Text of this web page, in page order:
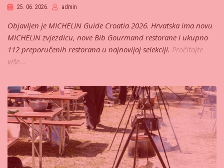
25. 06. 2026. admin
Objavljen je MICHELIN Guide Croatia 2026. Hrvatska ima novu
MICHELIN zvjezdicu, nove Bib Gourmand restorane i ukupno
112 preporučenih restorana u najnovijoj selekciji. Pročitajte
više...